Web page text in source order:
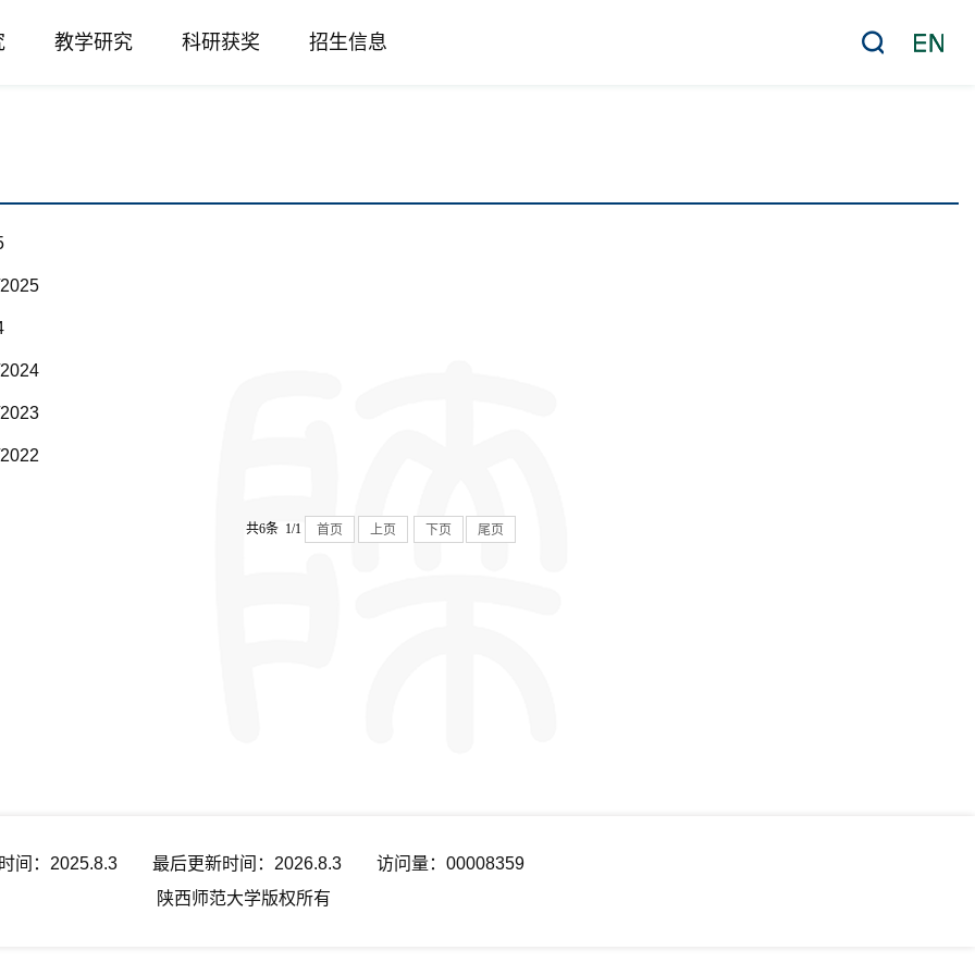
教学研究 科研获奖 招生信息
共6条 1/1 首页 上页 下页 尾页
间： 2025.8.3 最后更新时间： 2026.8.3 访问量： 00008359
陕西师范大学版权所有